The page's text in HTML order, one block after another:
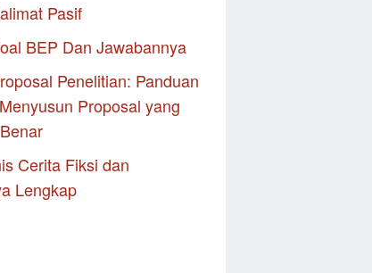
Pasif
BEP Dan Jawabannya
Penelitian: Panduan
Proposal yang
Cerita Fiksi dan
Lengkap